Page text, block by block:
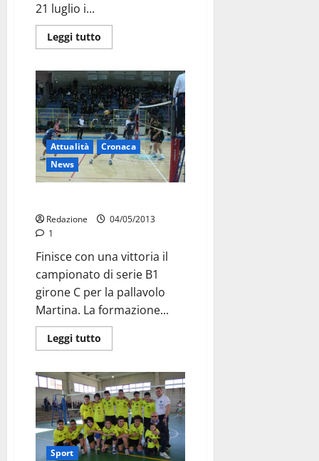
21 luglio i...
Leggi tutto
Attualità
Cronaca
News
Redazione
04/05/2013
1
Finisce con una vittoria il
campionato di serie B1
girone C per la pallavolo
Martina. La formazione...
Leggi tutto
Sport